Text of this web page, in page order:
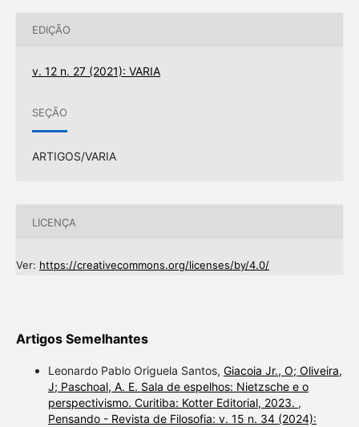
EDIÇÃO
v. 12 n. 27 (2021): VARIA
SEÇÃO
ARTIGOS/VARIA
LICENÇA
Ver: https://creativecommons.org/licenses/by/4.0/
Artigos Semelhantes
Leonardo Pablo Origuela Santos, Giacoia Jr., O; Oliveira,
J; Paschoal, A. E. Sala de espelhos: Nietzsche e o
perspectivismo. Curitiba: Kotter Editorial, 2023. ,
Pensando - Revista de Filosofia: v. 15 n. 34 (2024):